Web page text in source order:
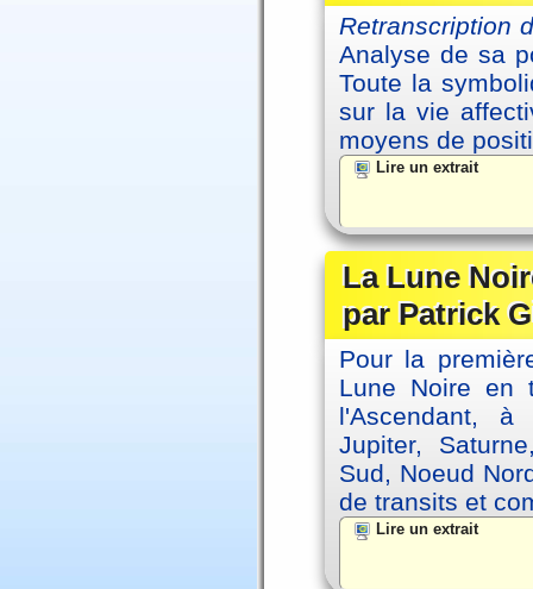
Retranscription
Analyse de sa
Toute la
sur la vie
moyens de
Lire un extrait
La Lune
par Patrick
Pour la
Lune Noire en
l'Ascendant,
Jupiter,
Sud, Noeud
de transits et
Lire un extrait